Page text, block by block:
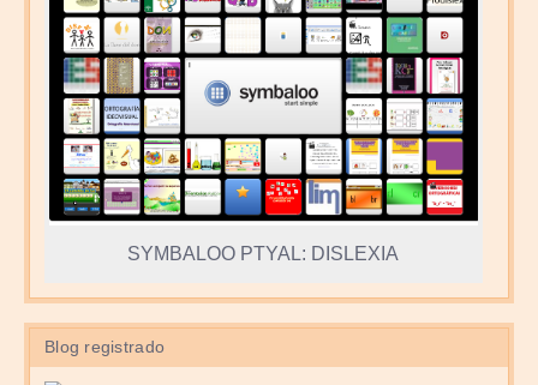
SYMBALOO PTYAL: DISLEXIA
Blog registrado